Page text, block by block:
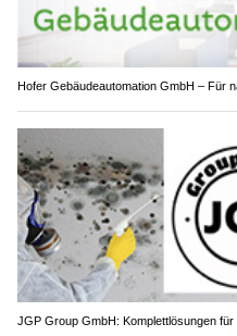
Hofer Gebäudeautomation GmbH – Für
JGP Group GmbH: Komplettlösungen